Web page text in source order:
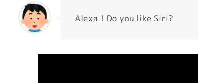
Alexa！Do you like Siri?